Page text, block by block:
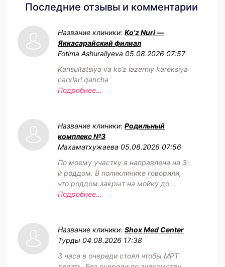
Последние отзывы и комментарии
Название клиники: Ko'z Nuri —
Яккасарайский филиал
Fotima Ashuraliyeva 05.08.2026 07:57
Kansultatsiya va ko‘z lazerniy kareksiya
narxlari qancha
Подробнее...
Название клиники: Родильный
комплекс №3
Махаматхужаева 05.08.2026 07:56
По моему участку я направлена на 3-
й роддом. В поликлинике говорили,
что роддом закрыт на мойку до ...
Подробнее...
Название клиники: Shox Med Center
Турды 04.08.2026 17:38
3 часа в очереди стоял чтобы МРТ